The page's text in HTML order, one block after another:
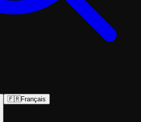
🇫🇷Français